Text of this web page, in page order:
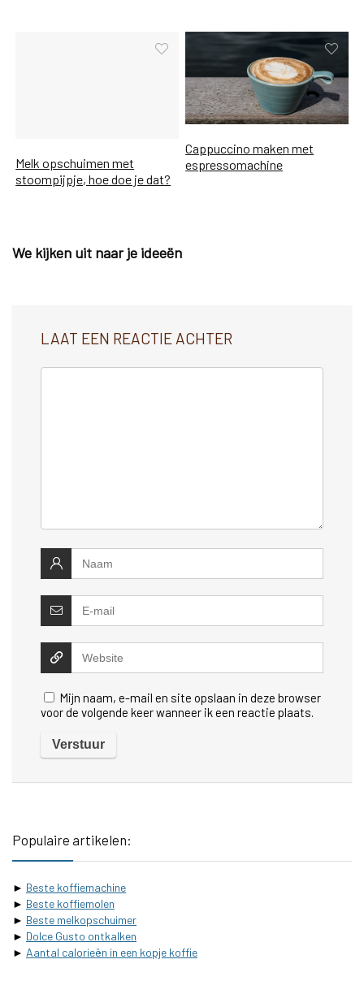
Melk opschuimen met
stoompijpje, hoe doe je dat?
Cappuccino maken met
espressomachine
We kijken uit naar je ideeën
LAAT EEN REACTIE ACHTER
Mijn naam, e-mail en site opslaan in deze browser
voor de volgende keer wanneer ik een reactie plaats.
Populaire artikelen:
► Beste koffiemachine
► Beste koffiemolen
► Beste melkopschuimer
► Dolce Gusto ontkalken
► Aantal calorieën in een kopje koffie